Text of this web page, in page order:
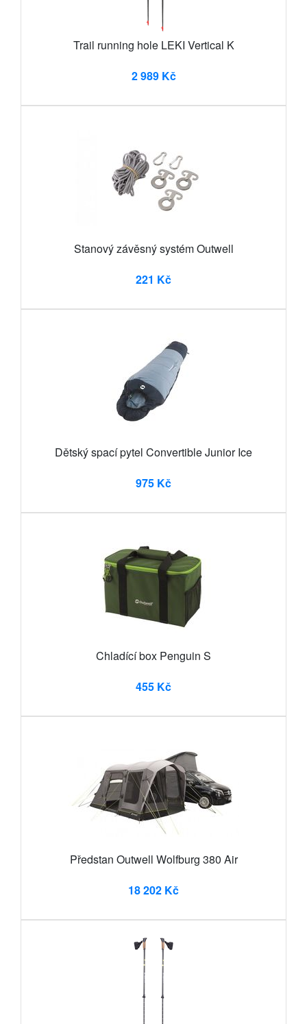
Trail running hole LEKI Vertical K
2 989 Kč
Stanový závěsný systém Outwell
221 Kč
Dětský spací pytel Convertible Junior Ice
975 Kč
Chladící box Penguin S
455 Kč
Předstan Outwell Wolfburg 380 Air
18 202 Kč